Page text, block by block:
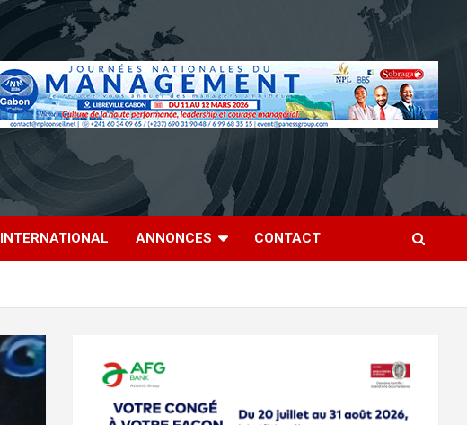
INTERNATIONAL ANNONCES CONTACT